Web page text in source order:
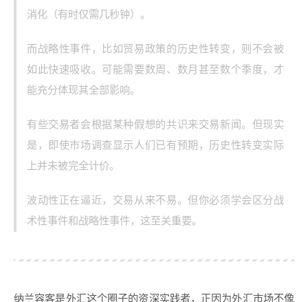
消化（有时仅需几秒钟）。
而战略性事件，比如贸易政策的历史性转变，则不会被
如此快速吸收。可能需要数周、数月甚至数个季度，才
能充分体现其全部影响。
有些交易者会根据某种假想的共识来交易新闻。但现实
是，即使市场调查显示人们已有预期，历史性转变实际
上并未被完全计价。
波动性正在逼近，交易从来不易。但你必须学会区分战
术性事件和战略性事件，这至关重要。
纳兰容客是外汇这个圈子的资深实践者，正因为外汇市场不像